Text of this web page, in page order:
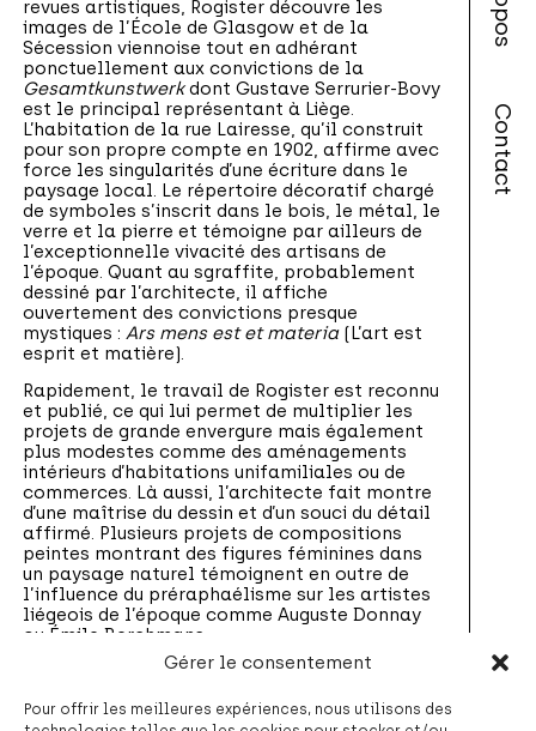
Gérer le consentement
Pour offrir les meilleures expériences, nous utilisons des
Contact
revues artistiques, Rogister découvre les
images de l’École de Glasgow et de la
Sécession viennoise tout en adhérant
ponctuellement aux convictions de la
Gesamtkunstwerkdont Gustave Serrurier-Bovy
est le principal représentant à Liège.
L’habitation de la rue Lairesse, qu’il construit
pour son propre compte en 1902, affirme avec
force les singularités d’une écriture dans le
paysage local. Le répertoire décoratif chargé
de symboles s’inscrit dans le bois, le métal, le
verre et la pierre et témoigne par ailleurs de
l’exceptionnelle vivacité des artisans de
l’époque. Quant au sgraffite, probablement
dessiné par l’architecte, il affiche
ouvertement des convictions presque
mystiques : Ars mens est et materia(L’art est
esprit et matière).
Rapidement, le travail de Rogister est reconnu
et publié, ce qui lui permet de multiplier les
projets de grande envergure mais également
plus modestes comme des aménagements
intérieurs d’habitations unifamiliales ou de
commerces. Là aussi, l’architecte fait montre
d’une maîtrise du dessin et d’un souci du détail
affirmé. Plusieurs projets de compositions
peintes montrant des figures féminines dans
un paysage naturel témoignent en outre de
l’influence du préraphaélisme sur les artistes
liégeois de l’époque comme Auguste Donnay
ou Émile Berchmans.
Avec l’essoufflement de l’Art nouveau à la
se soumet à l’air du temps et aux demandes de